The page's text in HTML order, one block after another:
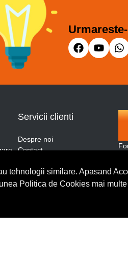
Servicii clienti
Despre noi
Contact
Cerere de retur
tehnologii similare. Apasand
Politica de Cookies mai